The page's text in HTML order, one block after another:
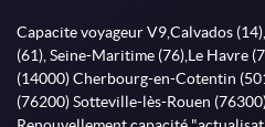
Capacite voyageur V9,Calvados
(61), Seine-Maritime (76),Le Havre
(14000) Cherbourg-en-Cotentin
(76200) Sotteville-lès-Rouen